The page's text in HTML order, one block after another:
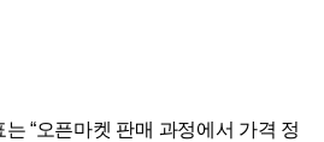
“오픈마켓 판매 과정에서 가격 정